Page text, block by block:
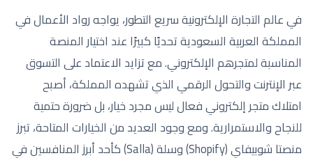
في عالم التجارة الإلكترونية سريع التطور، يواجه رواد الأعمال في
المملكة العربية السعودية تحديًا كبيرًا عند اختيار المنصة
المناسبة لمتجرهم الإلكتروني. مع تزايد الاعتماد على التسوق
عبر الإنترنت والتحول الرقمي الذي تشهده المملكة، أصبح
امتلاك متجر إلكتروني فعال ليس مجرد خيار، بل ضرورة حتمية
للنجاح والاستمرارية. ومع وجود العديد من الخيارات المتاحة، تبرز
منصتا شوبيفاي (Shopify) وسلة (Salla) كأحد أبرز المنافسين في